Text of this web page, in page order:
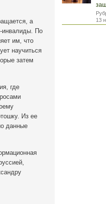
а
инвалиды. По
им, что
научиться
затем
где
Из ее
данные
13